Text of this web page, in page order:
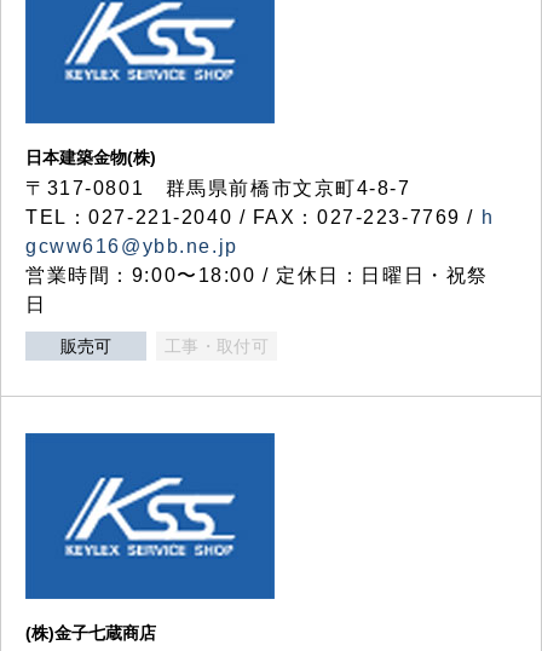
日本建築金物(株)
〒317‐0801 群馬県前橋市文京町4-8-7
TEL：027-221-2040 / FAX：027-223-7769 / h
gcww616@ybb.ne.jp
営業時間：9:00〜18:00 / 定休日：日曜日・祝祭
日
販売可 工事・取付可
(株)金子七蔵商店